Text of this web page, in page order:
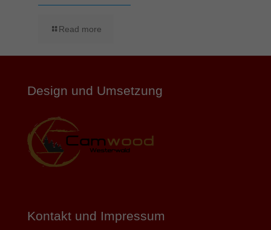
Read more
Design und Umsetzung
Kontakt und Impressum